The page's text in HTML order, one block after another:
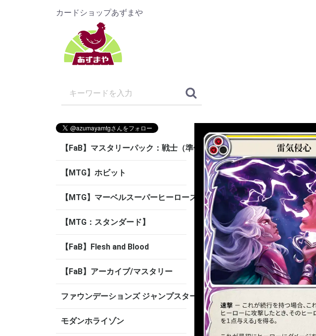
カードショップあずまや
【FaB】マスタリーパック：戦士（準備中）
【MTG】ホビット
【MTG】マーベルスーパーヒーローズ
【MTG：スタンダード】
【FaB】Flesh and Blood
【FaB】アーカイブ/マスタリー
ファウンデーションズ ジャンプスタート
モダンホライゾン